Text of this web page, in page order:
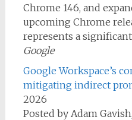
Chrome 146, and
upcoming Chrome
represents a
Google
Google Workspace’s
mitigating indirect
2026
Posted by Adam